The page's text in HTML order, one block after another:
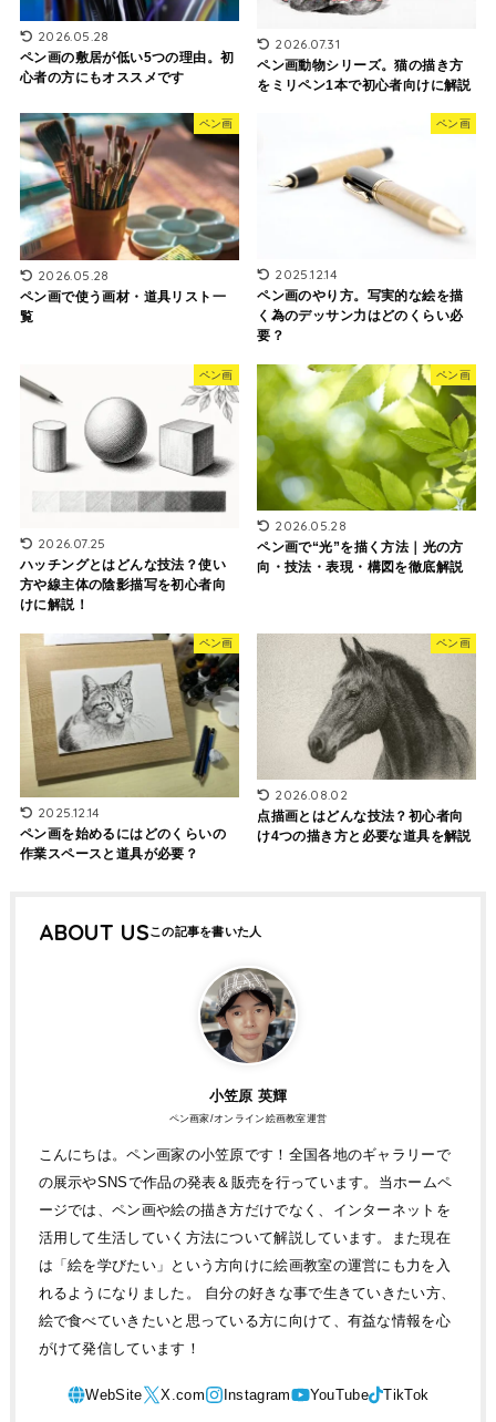
2026.05.28
ペン画の敷居が低い5つの理由。初
心者の方にもオススメです
2026.07.31
ペン画動物シリーズ。猫の描き方
をミリペン1本で初心者向けに解説
ペン画
2026.05.28
ペン画で使う画材・道具リスト一
覧
ペン画
2025.12.14
ペン画のやり方。写実的な絵を描
く為のデッサン力はどのくらい必
要？
ペン画
2026.07.25
ハッチングとはどんな技法？使い
方や線主体の陰影描写を初心者向
けに解説！
ペン画
2026.05.28
ペン画で“光”を描く方法｜光の方
向・技法・表現・構図を徹底解説
ペン画
2025.12.14
ペン画を始めるにはどのくらいの
作業スペースと道具が必要？
ペン画
2026.08.02
点描画とはどんな技法？初心者向
け4つの描き方と必要な道具を解説
ABOUT US
小笠原 英輝
ペン画家/オンライン絵画教室運営
こんにちは。ペン画家の小笠原です！全国各地のギャラリーで
の展示やSNSで作品の発表＆販売を行っています。当ホームペ
ージでは、ペン画や絵の描き方だけでなく、インターネットを
活用して生活していく方法について解説しています。また現在
は「絵を学びたい」という方向けに絵画教室の運営にも力を入
れるようになりました。 自分の好きな事で生きていきたい方、
絵で食べていきたいと思っている方に向けて、有益な情報を心
がけて発信しています！